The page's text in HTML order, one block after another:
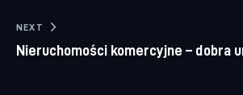
NEXT
Nieruchomości komercyjne – dobra